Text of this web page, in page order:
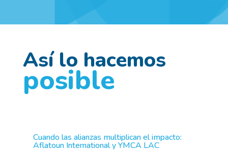
Así lo hacemos
posible
Cuando las alianzas multiplican el impacto:
Aflatoun International y YMCA LAC